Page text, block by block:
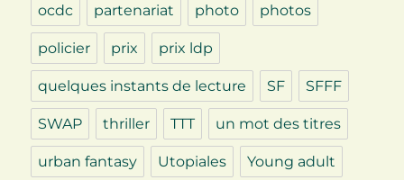
ocdc partenariat photo photos
policier prix prix ldp
quelques instants de lecture SF SFFF
SWAP thriller TTT un mot des titres
urban fantasy Utopiales Young adult